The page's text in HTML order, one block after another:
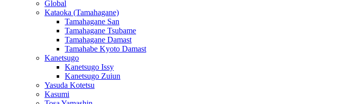
Global
Kataoka (Tamahagane)
Tamahagane San
Tamahagane Tsubame
Tamahagane Damast
Tamahabe Kyoto Damast
Kanetsugo
Kanetsugo Issy
Kanetsugo Zuiun
Yasuda Kotetsu
Kasumi